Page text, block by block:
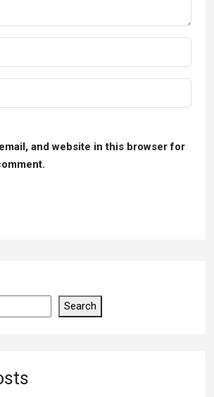
and website in this browser for
Search